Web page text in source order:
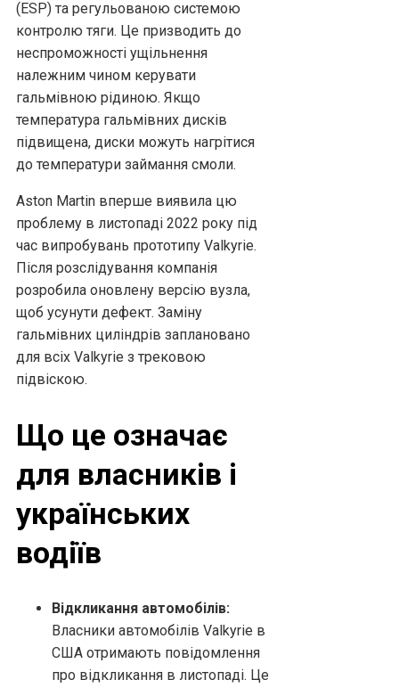
(ESP) та регульованою системою
контролю тяги. Це призводить до
неспроможності ущільнення
належним чином керувати
гальмівною рідиною. Якщо
температура гальмівних дисків
підвищена, диски можуть нагрітися
до температури займання смоли.
Aston Martin вперше виявила цю
проблему в листопаді 2022 року під
час випробувань прототипу Valkyrie.
Після розслідування компанія
розробила оновлену версію вузла,
щоб усунути дефект. Заміну
гальмівних циліндрів заплановано
для всіх Valkyrie з трековою
підвіскою.
Що це означає
для власників і
українських
водіїв
Відкликання автомобілів:
Власники автомобілів Valkyrie в
США отримають повідомлення
про відкликання в листопаді. Це